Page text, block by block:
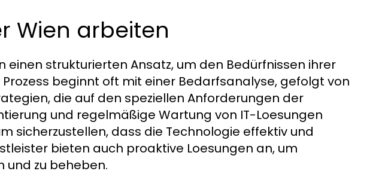
Wien arbeiten
einen strukturierten Ansatz, um den Bedürfnissen ihrer
beginnt oft mit einer Bedarfsanalyse, gefolgt von
die auf den speziellen Anforderungen der
und regelmäßige Wartung von IT-Loesungen
sicherzustellen, dass die Technologie effektiv und
bieten auch proaktive Loesungen an, um
und zu beheben.